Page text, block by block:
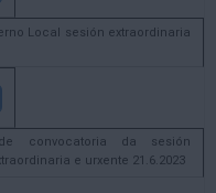
Local sesión extraordinaria
de convocatoria da sesión
e urxente 21.6.2023